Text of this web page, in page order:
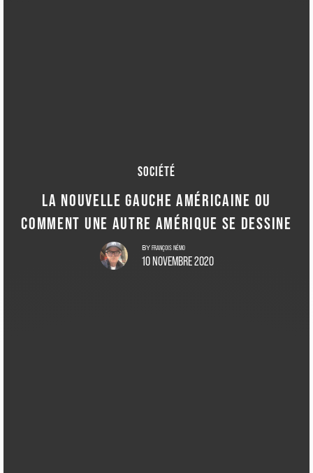
SOCIÉTÉ
LA NOUVELLE GAUCHE AMÉRICAINE OU
COMMENT UNE AUTRE AMÉRIQUE SE DESSINE
BY FRANÇOIS NÉMO
10 NOVEMBRE 2020